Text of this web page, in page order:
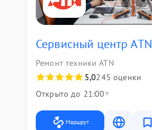
Сервисный центр ATN
Ремонт техники ATN
5,0245 оценки
Открыто до 21:00
Маршрут